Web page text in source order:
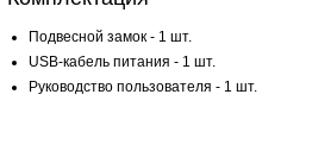
Подвесной замок - 1 шт.
USB-кабель питания - 1 шт.
Руководство пользователя - 1 шт.